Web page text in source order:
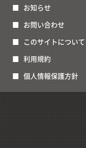
お知らせ
お問い合わせ
このサイトについて
利用規約
個人情報保護方針